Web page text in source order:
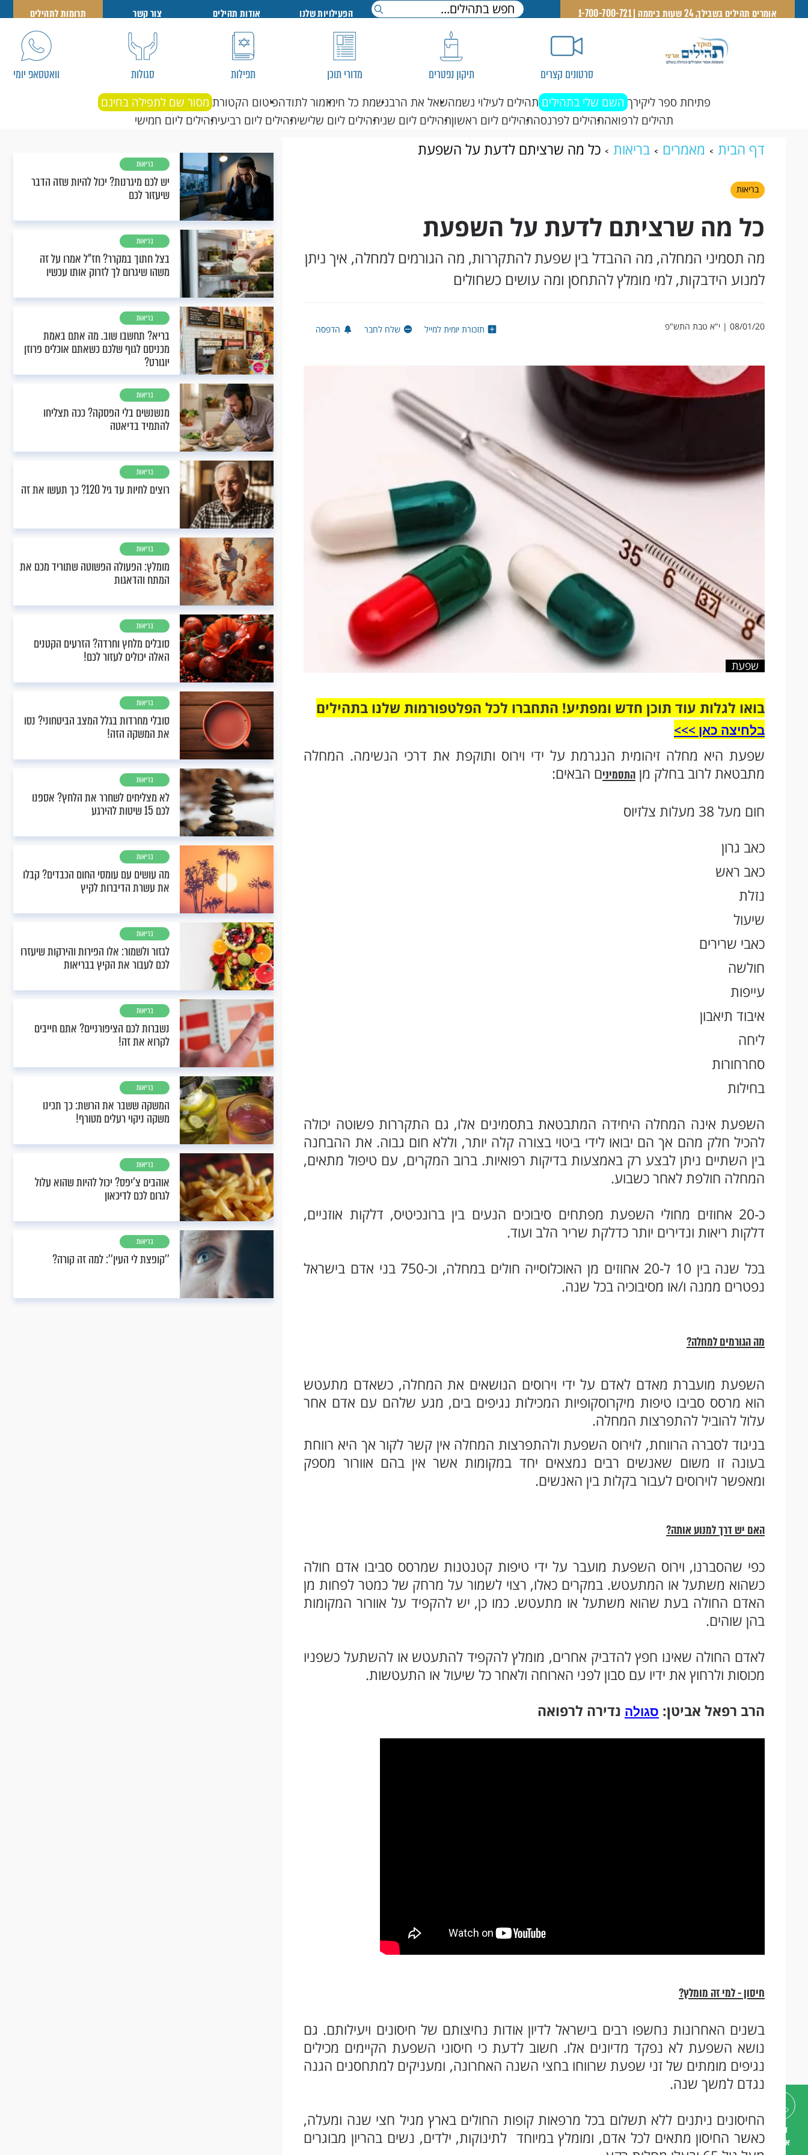
דברו
איתנו
אומרים תהילים בשבילך, 24 שעות ביממה | 1-700-700-721 הפעילויות שלנו אודות תהילים צור קשר תרומות לתהילים
סרטונים קצרים תיקון נפטרים מדורי תוכן תפילות סגולות וואטסאפ יומי
פתיחת ספר ליקירך השם שלי בתהילים תהילים לעילוי נשמהשאל את הרבנשמת כל חימזמור לתודהפיטום הקטורת מסור שם לתפילה בחינם
תהילים לרפואהתהילים לפרנסהתהילים ליום ראשוןתהילים ליום שניתהילים ליום שלישיתהילים ליום רביעיתהילים ליום חמישי
דף הבית מאמרים בריאות כל מה שרציתם לדעת על השפעת
בריאות
כל מה שרציתם לדעת על השפעת
מה תסמיני המחלה, מה ההבדל בין שפעת להתקררות, מה הגורמים למחלה, איך ניתן
למנוע הידבקות, למי מומלץ להתחסן ומה עושים כשחולים
08/01/20 | י"א טבת התש"פ תזכורת יומית למייל שלח לחבר הדפסה
שפעת
בואו לגלות עוד תוכן חדש ומפתיע! התחברו לכל הפלטפורמות שלנו בתהילים
בלחיצה כאן >>>​
שפעת היא מחלה זיהומית הנגרמת על ידי וירוס ותוקפת את דרכי הנשימה. המחלה
מתבטאת לרוב בחלק מן התסמינים הבאים:
חום מעל 38 מעלות צלזיוס
כאב גרון
כאב ראש
נזלת
שיעול
כאבי שרירים
חולשה
עייפות
איבוד תיאבון
ליחה
סחרחורות
בחילות
השפעת אינה המחלה היחידה המתבטאת בתסמינים אלו, גם התקררות פשוטה יכולה
להכיל חלק מהם אך הם יבואו לידי ביטוי בצורה קלה יותר, וללא חום גבוה. את ההבחנה
בין השתיים ניתן לבצע רק באמצעות בדיקות רפואיות. ברוב המקרים, עם טיפול מתאים,
המחלה חולפת לאחר כשבוע.
כ-20 אחוזים מחולי השפעת מפתחים סיבוכים הנעים בין ברונכיטיס, דלקות אוזניים,
דלקות ריאות ונדירים יותר כדלקת שריר הלב ועוד.
בכל שנה בין 10 ל-20 אחוזים מן האוכלוסייה חולים במחלה, וכ-750 בני אדם בישראל
נפטרים ממנה ו/או מסיבוכיה בכל שנה.
מה הגורמים למחלה?
השפעת מועברת מאדם לאדם על ידי וירוסים הנושאים את המחלה, כשאדם מתעטש
הוא מרסס סביבו טיפות מיקרוסקופיות המכילות נגיפים בים, מגע שלהם עם אדם אחר
עלול להוביל להתפרצות המחלה.
בניגוד לסברה הרווחת, לוירוס השפעת ולהתפרצות המחלה אין קשר לקור אך היא רווחת
בעונה זו משום שאנשים רבים נמצאים יחד במקומות אשר אין בהם אוורור מספק
ומאפשר לוירוסים לעבור בקלות בין האנשים.
האם יש דרך למנוע אותה?
כפי שהסברנו, וירוס השפעת מועבר על ידי טיפות קטנטנות שמרסס סביבו אדם חולה
כשהוא משתעל או המתעטש. במקרים כאלו, רצוי לשמור על מרחק של כמטר לפחות מן
האדם החולה בעת שהוא משתעל או מתעטש. כמו כן, יש להקפיד על אוורור המקומות
בהן שוהים.
לאדם החולה שאינו חפץ להדביק אחרים, מומלץ להקפיד להתעטש או להשתעל כשפניו
מכוסות ולרחוץ את ידיו עם סבון לפני הארוחה ולאחר כל שיעול או התעטשות.
הרב רפאל אביטן: סגולה נדירה לרפואה
חיסון - למי זה מומלץ?
בשנים האחרונות נחשפו רבים בישראל לדיון אודות נחיצותם של חיסונים ויעילותם. גם
נושא השפעת לא נפקד מדיונים אלו. חשוב לדעת כי חיסוני השפעת הקיימים מכילים
נגיפים מומתים של זני שפעת שרווחו בחצי השנה האחרונה, ומעניקים למתחסנים הגנה
נגדם למשך שנה.
החיסונים ניתנים ללא תשלום בכל מרפאות קופות החולים בארץ מגיל חצי שנה ומעלה,
כאשר החיסון מתאים לכל אדם, ומומלץ במיוחד לתינוקות, ילדים, נשים בהריון מבוגרים
בריאות
יש לכם מיגרנות? יכול להיות שזה הדבר
שיעזור לכם
בריאות
בצל חתוך במקרר? חז"ל אמרו על זה
משהו שיגרום לך לזרוק אותו עכשיו
בריאות
בריא? תחשבו שוב. מה אתם באמת
מכניסם לגוף שלכם כשאתם אוכלים פרוזן
יוגורט?
בריאות
מנשנשים בלי הפסקה? ככה תצליחו
להתמיד בדיאטה
בריאות
רוצים לחיות עד גיל 120? כך תעשו את זה
בריאות
מומלץ: הפעולה הפשוטה שתוריד מכם את
המתח והדאגות
בריאות
סובלים מלחץ וחרדה? הזרעים הקטנים
האלה יכולים לעזור לכם!
בריאות
סובלי מחרדות בגלל המצב הביטחוני? נסו
את המשקה הזה!
בריאות
לא מצליחים לשחרר את הלחץ? אספנו
לכם 15 שיטות להירגע
בריאות
מה עושים עם עומסי החום הכבדים? קבלו
את עשרת הדיברות לקיץ
בריאות
לגזור ולשמור: אלו הפירות והירקות שיעזרו
לכם לעבור את הקיץ בבריאות
בריאות
נשברות לכם הציפורניים? אתם חייבים
לקרוא את זה!
בריאות
המשקה ששבר את הרשת: כך תכינו
משקה ניקוי רעלים מטורף!
בריאות
אוהבים צ'יפס? יכול להיות שהוא עלול
לגרום לכם לדיכאון
בריאות
''קופצת לי העין'': למה זה קורה?